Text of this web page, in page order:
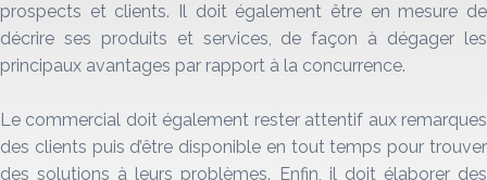
prospects et clients. Il doit également être en mesure de
décrire ses produits et services, de façon à dégager les
principaux avantages par rapport à la concurrence.
Le commercial doit également rester attentif aux remarques
des clients puis d’être disponible en tout temps pour trouver
des solutions à leurs problèmes. Enfin, il doit élaborer des